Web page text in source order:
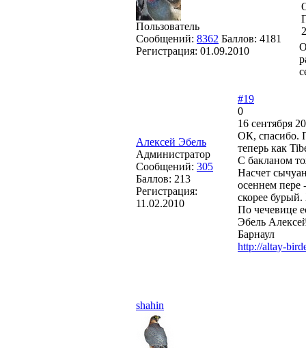
Пользователь
Сообщений: 8362 Баллов: 4181
Регистрация: 01.09.2010
Алексей Эбель
Администратор
Сообщений: 305
Баллов: 213
Регистрация:
11.02.2010
#19
0
16 сентября
ОК, спасибо.
теперь как
С бакланом
Насчет
осеннем пере
скорее бурый.
По чечевице
Эбель
Барнаул
http://altay-
shahin